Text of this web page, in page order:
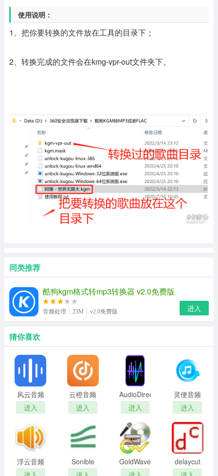
使用说明：
1、把你要转换的文件放在工具的目录下；
2、转换完成的文件会在kmg-vpr-out文件夹下。
同类推荐
酷狗kgm格式转mp3转换器 v2.0免费版
音频处理 23M v2.0免费版 进入
猜你喜欢
风云音频
处理大师
PC客户端
官方最新
进入
云橙音频
格式转换
精灵标准
版
进入
AudioDirector
升级版
进入
灵便音频
转换器升
级版
进入
浮云音频
降噪软件
Sonible
smartEQ2
GoldWave(音
频编辑软
delaycut
音频分割